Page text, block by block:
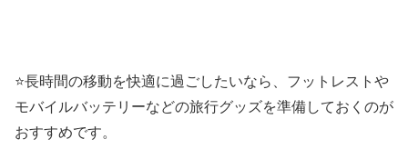
⭐長時間の移動を快適に過ごしたいなら、フットレストや
モバイルバッテリーなどの旅行グッズを準備しておくのが
おすすめです。